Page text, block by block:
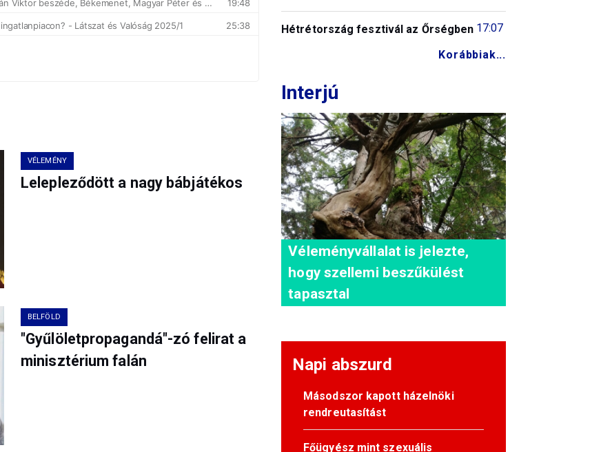
VÉLEMÉNY
Lelepleződött a nagy bábjátékos
BELFÖLD
"Gyűlöletpropagandá"-zó felirat a
minisztérium falán
17:07
Hétrétország fesztivál az Őrségben
Korábbiak...
Interjú
Véleményvállalat is jelezte,
hogy szellemi beszűkülést
tapasztal
Napi abszurd
Másodszor kapott házelnöki
rendreutasítást
Főügyész mint szexuális